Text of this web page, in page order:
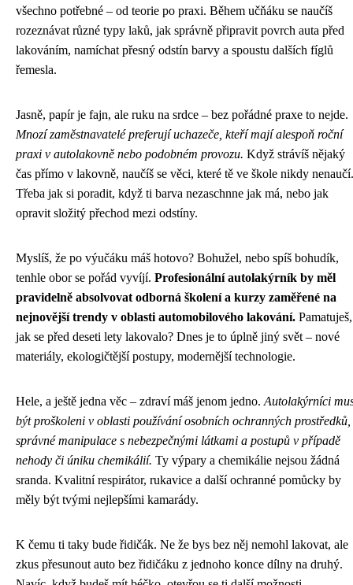
všechno potřebné – od teorie po praxi. Během učňáku se naučíš
rozeznávat různé typy laků, jak správně připravit povrch auta před
lakováním, namíchat přesný odstín barvy a spoustu dalších fíglů
řemesla.
Jasně, papír je fajn, ale ruku na srdce – bez pořádné praxe to nejde.
Mnozí zaměstnavatelé preferují uchazeče, kteří mají alespoň roční
praxi v autolakovně nebo podobném provozu. Když strávíš nějaký
čas přímo v lakovně, naučíš se věci, které tě ve škole nikdy nenaučí.
Třeba jak si poradit, když ti barva nezaschnne jak má, nebo jak
opravit složitý přechod mezi odstíny.
Myslíš, že po výučáku máš hotovo? Bohužel, nebo spíš bohudík,
tenhle obor se pořád vyvíjí. Profesionální autolakýrník by měl
pravidelně absolvovat odborná školení a kurzy zaměřené na
nejnovější trendy v oblasti automobilového lakování. Pamatuješ,
jak se před deseti lety lakovalo? Dnes je to úplně jiný svět – nové
materiály, ekologičtější postupy, modernější technologie.
Hele, a ještě jedna věc – zdraví máš jenom jedno. Autolakýrníci
být proškoleni v oblasti používání osobních ochranných prostředků,
správné manipulace s nebezpečnými látkami a postupů v případě
nehody či úniku chemikálií. Ty výpary a chemikálie nejsou žádná
sranda. Kvalitní respirátor, rukavice a další ochranné pomůcky by
měly být tvými nejlepšími kamarády.
K čemu ti taky bude řidičák. Ne že bys bez něj nemohl lakovat, ale
zkus přesunout auto bez řidičáku z jednoho konce dílny na druhý.